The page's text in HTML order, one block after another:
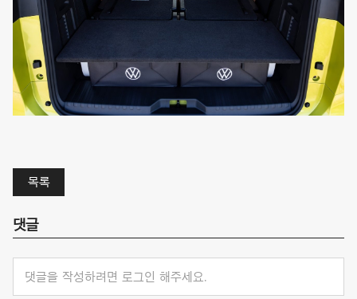
목록
댓글
댓글을 작성하려면 로그인 해주세요.